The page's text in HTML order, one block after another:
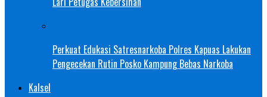
Perkuat Edukasi Satresnarkoba Polres Kapuas Lakukan
Pengecekan Rutin Posko Kampung Bebas Narkoba
Kalsel